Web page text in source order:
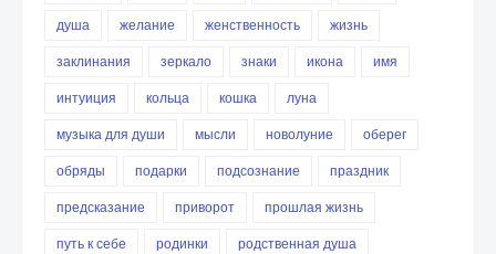
душа
желание женственность
жизнь
заклинания
зеркало знаки икона
имя
интуиция
кольца кошка
луна
музыка для души
мысли новолуние
оберег
обряды
подарки подсознание
праздник
предсказание
приворот
прошлая жизнь
путь к себе
родинки
родственная душа